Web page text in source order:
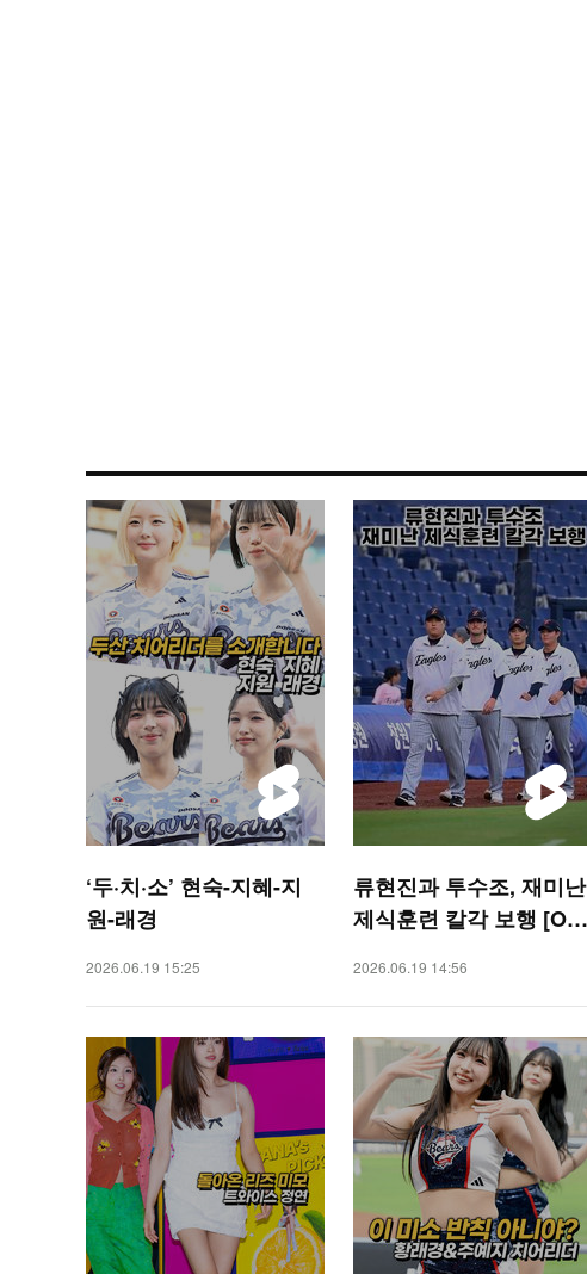
‘두·치·소’ 현숙-지혜-지
원-래경
2026.06.19 15:25
류현진과 투수조, 재미난
제식훈련 칼각 보행 [O!
2026.06.19 14:56